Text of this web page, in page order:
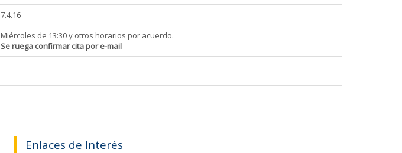
7.4.16
Miércoles de 13:30 y otros horarios por acuerdo.
Se ruega confirmar cita por e-mail
Enlaces de Interés